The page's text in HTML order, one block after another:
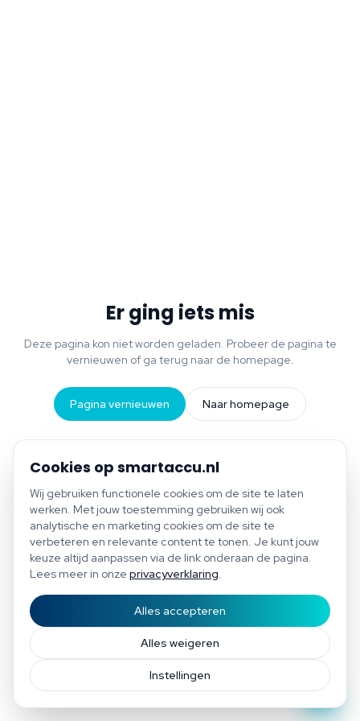
Bespaar tot €1.200 per jaar
Gratis scan of plan direct een afspraak
Cookies op smartaccu.nl
Wij gebruiken functionele cookies om de site te laten
werken. Met jouw toestemming gebruiken wij ook
analytische en marketing cookies om de site te
verbeteren en relevante content te tonen. Je kunt jouw
keuze altijd aanpassen via de link onderaan de pagina.
Lees meer in onze privacyverklaring.
Instellingen
Alles weigeren
Alles accepteren
Er ging iets mis
Deze pagina kon niet worden geladen. Probeer de pagina te
vernieuwen of ga terug naar de homepage.
Pagina vernieuwen Naar homepage